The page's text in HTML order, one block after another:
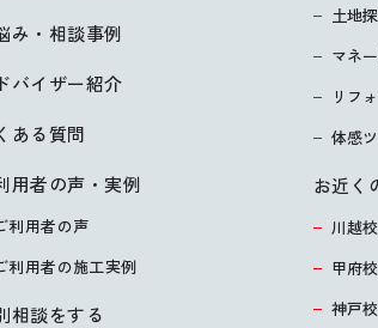
み・相談事例
バイザー紹介
ある質問
用者の声・実例
利用者の声
利用者の施工実例
相談をする
土地
マネ
リフ
体感
お近く
川越校
甲府校
神戸校